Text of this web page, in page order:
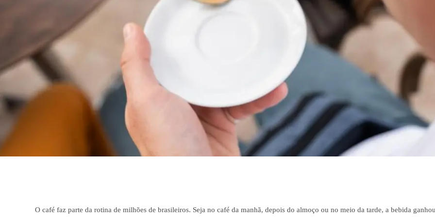
O café faz parte da rotina de milhões de brasileiros. Seja no café da manhã, depois do almoço ou no meio da tarde, a bebida